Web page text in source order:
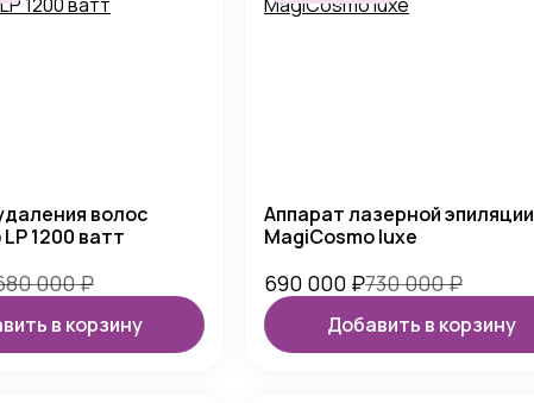
волос
1200 ватт
000₽
в корзину
Аппарат лазерной эпиляции
MagiCosmo luxe
690 000 ₽730 000₽
Добавить в корзину